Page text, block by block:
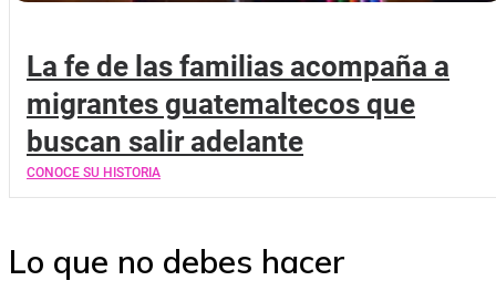
La fe de las familias acompaña a
migrantes guatemaltecos que
buscan salir adelante
CONOCE SU HISTORIA
Lo que no debes hacer